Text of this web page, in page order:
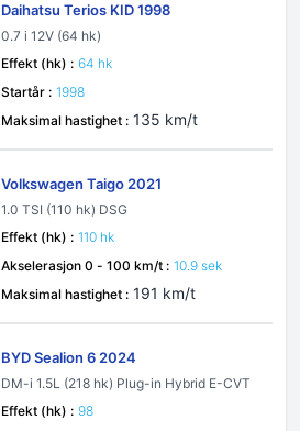
Daihatsu Terios KID 1998
0.7 i 12V (64 hk)
Effekt (hk) : 64 hk
Startår : 1998
Maksimal hastighet : 135 km/t
Volkswagen Taigo 2021
1.0 TSI (110 hk) DSG
Effekt (hk) : 110 hk
Akselerasjon 0 - 100 km/t : 10.9 sek
Maksimal hastighet : 191 km/t
BYD Sealion 6 2024
DM-i 1.5L (218 hk) Plug-in Hybrid E-CVT
Effekt (hk) : 98